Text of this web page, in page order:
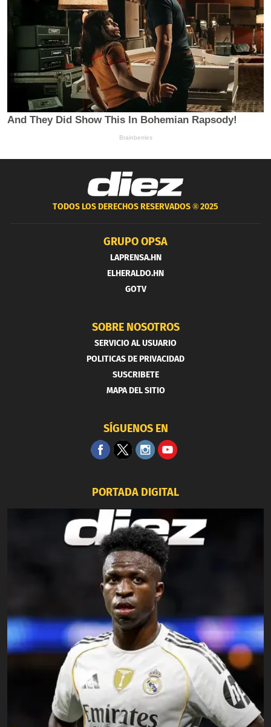
TODOS LOS DERECHOS RESERVADOS ®2025
GRUPO OPSA
LAPRENSA.HN
ELHERALDO.HN
GOTV
SOBRE NOSOTROS
SERVICIO AL USUARIO
POLITICAS DE PRIVACIDAD
SUSCRIBETE
MAPA DEL SITIO
SÍGUENOS EN
PORTADA DIGITAL